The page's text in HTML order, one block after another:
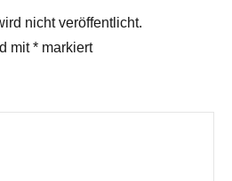
nicht veröffentlicht.
mit* markiert